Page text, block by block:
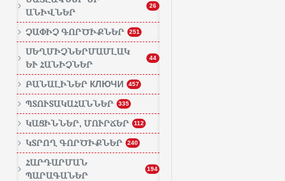
ՆԻՎՆԵՐ
26
ՉԱՓԻՉ ԳՈՐԾԻՔՆԵՐ 251
ՍԵՂՄԻՉՆԵՐՄԱՄԼԱԿ
ԵՒ ՀԱՆԻՉՆԵՐ
44
ԲԱՆԱԼԻՆԵՐ КЛЮЧИ 457
ՊՏՈՒՏԱԿԱՀԱՆՆԵՐ 335
ԿԱՑԻՆՆԵՐ, ՄՈՒՐՃԵՐ 112
ԿՏՐՈՂ ԳՈՐԾԻՔՆԵՐ 240
ՀԱՐԴԱՐՄԱՆ
ՊԱՐԱԳԱՆԵՐ
194